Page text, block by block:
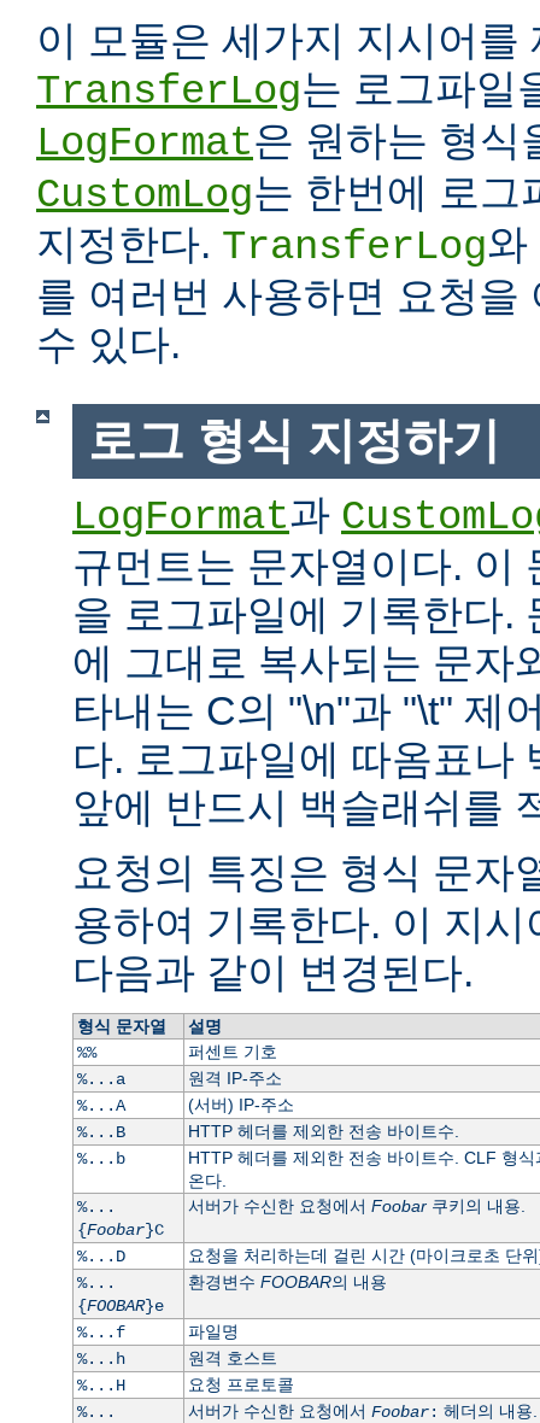
이 모듈은 세가지 지시어를
TransferLog는 로그파일
LogFormat은 원하는 형식
CustomLog는 한번에 로그
지정한다. TransferLog와
를 여러번 사용하면 요청을
수 있다.
로그 형식 지정하기
LogFormat과
규먼트는 문자열이다. 이
을 로그파일에 기록한다.
에 그대로 복사되는 문자
타내는 C의 "\n"과 "\t" 제
다. 로그파일에 따옴표나
앞에 반드시 백슬래쉬를
요청의 특징은 형식 문자
용하여 기록한다. 이 지
다음과 같이 변경된다.
형식 문자열
설명
%%
퍼센트 기호
%...a
원격 IP-주소
%...A
(서버) IP-주소
%...B
HTTP 헤더를 제외한 전송 바이트수.
%...b
HTTP 헤더를 제외한 전송 바이트수. CLF 형
온다.
%...
{Foobar}C
서버가 수신한 요청에서 Foobar쿠키의 내용.
%...D
요청을 처리하는데 걸린 시간 (마이크로초 단
%...
{FOOBAR}e
환경변수 FOOBAR의 내용
%...f
파일명
%...h
원격 호스트
%...H
요청 프로토콜
%...
서버가 수신한 요청에서 Foobar: 헤더의 내용.